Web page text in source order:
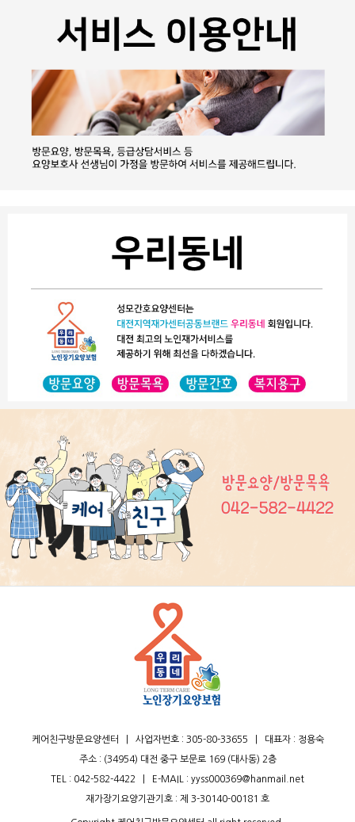
케어친구방문요양센터 사업자번호 : 305-80-33655 대표자 : 정용숙
주소 : (34954) 대전 중구 보문로 169 (대사동) 2층
TEL : 042-582-4422 E-MAIL : yyss000369@hanmail.net
재가장기요양기관기호 : 제 3-30140-00181 호